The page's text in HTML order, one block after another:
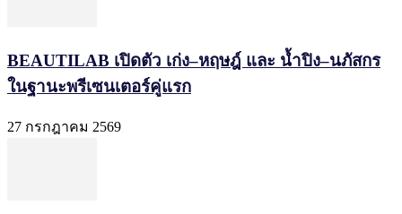
BEAUTILAB เปิดตัว เก่ง–หฤษฎ์ และ น้ำปิง–นภัสกร
ในฐานะพรีเซนเตอร์คู่แรก
27 กรกฎาคม 2569